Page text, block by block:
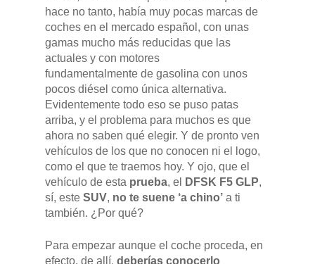
hace no tanto, había muy pocas marcas de
coches en el mercado español, con unas
gamas mucho más reducidas que las
actuales y con motores
fundamentalmente de gasolina con unos
pocos diésel como única alternativa.
Evidentemente todo eso se puso patas
arriba, y el problema para muchos es que
ahora no saben qué elegir. Y de pronto ven
vehículos de los que no conocen ni el logo,
como el que te traemos hoy. Y ojo, que el
vehículo de esta prueba, el DFSK F5 GLP,
sí, este SUV, no te suene ‘a chino’ a ti
también. ¿Por qué?
Para empezar aunque el coche proceda, en
efecto, de allí, deberías conocerlo